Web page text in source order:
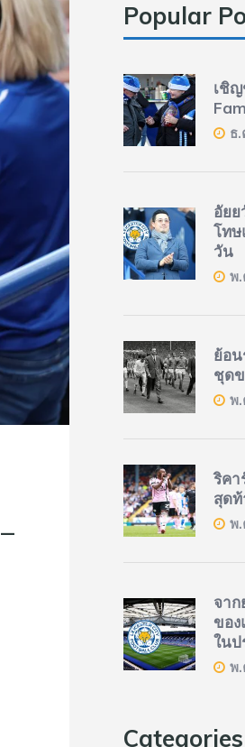
Popular
เชิ
ธ
อัย
โทษ
วัน
พ.
ย้อ
ชุด
พ.
ริคา
สุดท้
พ.
จาก
ขอ
ในป
พ.
Categories